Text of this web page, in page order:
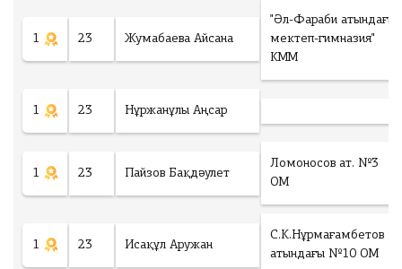
1 23 Жумабаева Айсана
"Әл-Фараби атындағы
мектеп-гимназия"
КММ
1 23 Нұржанұлы Аңсар
1 23 Пайзов Бақдәулет
Ломоносов ат. №3
ОМ
1 23 Исақұл Аружан
С.К.Нұрмағамбетов
атындағы №10 ОМ